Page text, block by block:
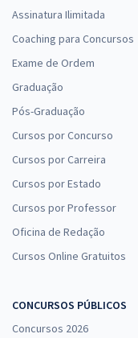
Assinatura Ilimitada
Coaching para Concursos
Exame de Ordem
Graduação
Pós-Graduação
Cursos por Concurso
Cursos por Carreira
Cursos por Estado
Cursos por Professor
Oficina de Redação
Cursos Online Gratuitos
CONCURSOS PÚBLICOS
Concursos 2026